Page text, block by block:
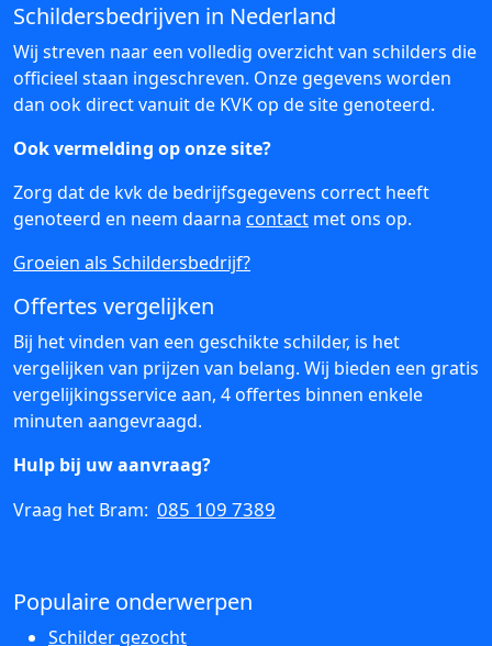
Schildersbedrijven in Nederland
Wij streven naar een volledig overzicht van schilders die
officieel staan ingeschreven. Onze gegevens worden
dan ook direct vanuit de KVK op de site genoteerd.
Ook vermelding op onze site?
Zorg dat de kvk de bedrijfsgegevens correct heeft
genoteerd en neem daarna contact met ons op.
Groeien als Schildersbedrijf?
Offertes vergelijken
Bij het vinden van een geschikte schilder, is het
vergelijken van prijzen van belang. Wij bieden een gratis
vergelijkingsservice aan, 4 offertes binnen enkele
minuten aangevraagd.
Hulp bij uw aanvraag?
Vraag het Bram: 085 109 7389
Populaire onderwerpen
Schilder gezocht